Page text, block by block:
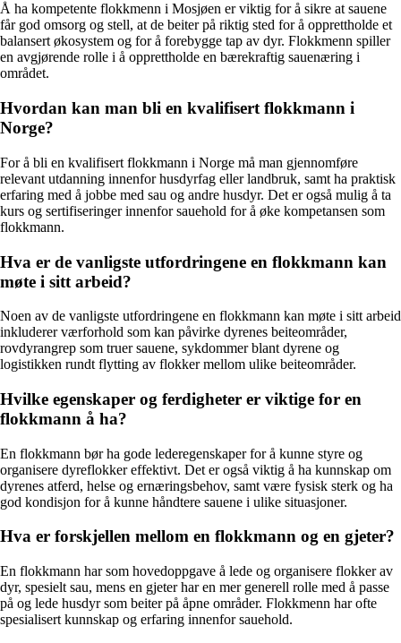
Å ha kompetente flokkmenn i Mosjøen er viktig for å sikre at sauene
får god omsorg og stell, at de beiter på riktig sted for å opprettholde et
balansert økosystem og for å forebygge tap av dyr. Flokkmenn spiller
en avgjørende rolle i å opprettholde en bærekraftig sauenæring i
området.
Hvordan kan man bli en kvalifisert flokkmann i
Norge?
For å bli en kvalifisert flokkmann i Norge må man gjennomføre
relevant utdanning innenfor husdyrfag eller landbruk, samt ha praktisk
erfaring med å jobbe med sau og andre husdyr. Det er også mulig å ta
kurs og sertifiseringer innenfor sauehold for å øke kompetansen som
flokkmann.
Hva er de vanligste utfordringene en flokkmann kan
møte i sitt arbeid?
Noen av de vanligste utfordringene en flokkmann kan møte i sitt arbeid
inkluderer værforhold som kan påvirke dyrenes beiteområder,
rovdyrangrep som truer sauene, sykdommer blant dyrene og
logistikken rundt flytting av flokker mellom ulike beiteområder.
Hvilke egenskaper og ferdigheter er viktige for en
flokkmann å ha?
En flokkmann bør ha gode lederegenskaper for å kunne styre og
organisere dyreflokker effektivt. Det er også viktig å ha kunnskap om
dyrenes atferd, helse og ernæringsbehov, samt være fysisk sterk og ha
god kondisjon for å kunne håndtere sauene i ulike situasjoner.
Hva er forskjellen mellom en flokkmann og en gjeter?
En flokkmann har som hovedoppgave å lede og organisere flokker av
dyr, spesielt sau, mens en gjeter har en mer generell rolle med å passe
på og lede husdyr som beiter på åpne områder. Flokkmenn har ofte
spesialisert kunnskap og erfaring innenfor sauehold.